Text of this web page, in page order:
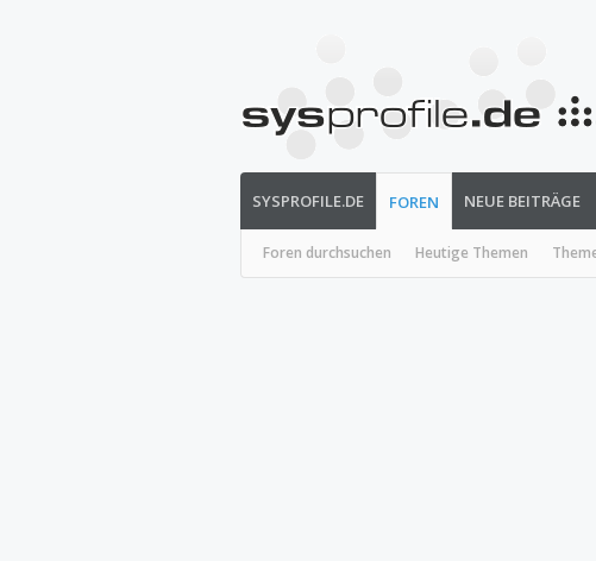
SYSPROFILE.DE FOREN
Foren durchsuchen Heutige Themen
NEUE BEITRÄGE